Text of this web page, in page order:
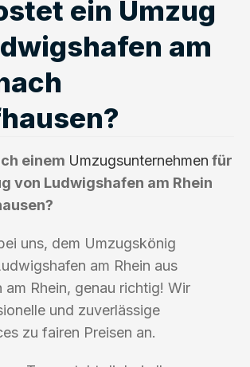
ein Umzug
am
einem Umzugsunternehmen für
von Ludwigshafen am Rhein
uns, dem Umzugskönig
am Rhein aus
am Rhein, genau richtig! Wir
und zuverlässige
zu fairen Preisen an.